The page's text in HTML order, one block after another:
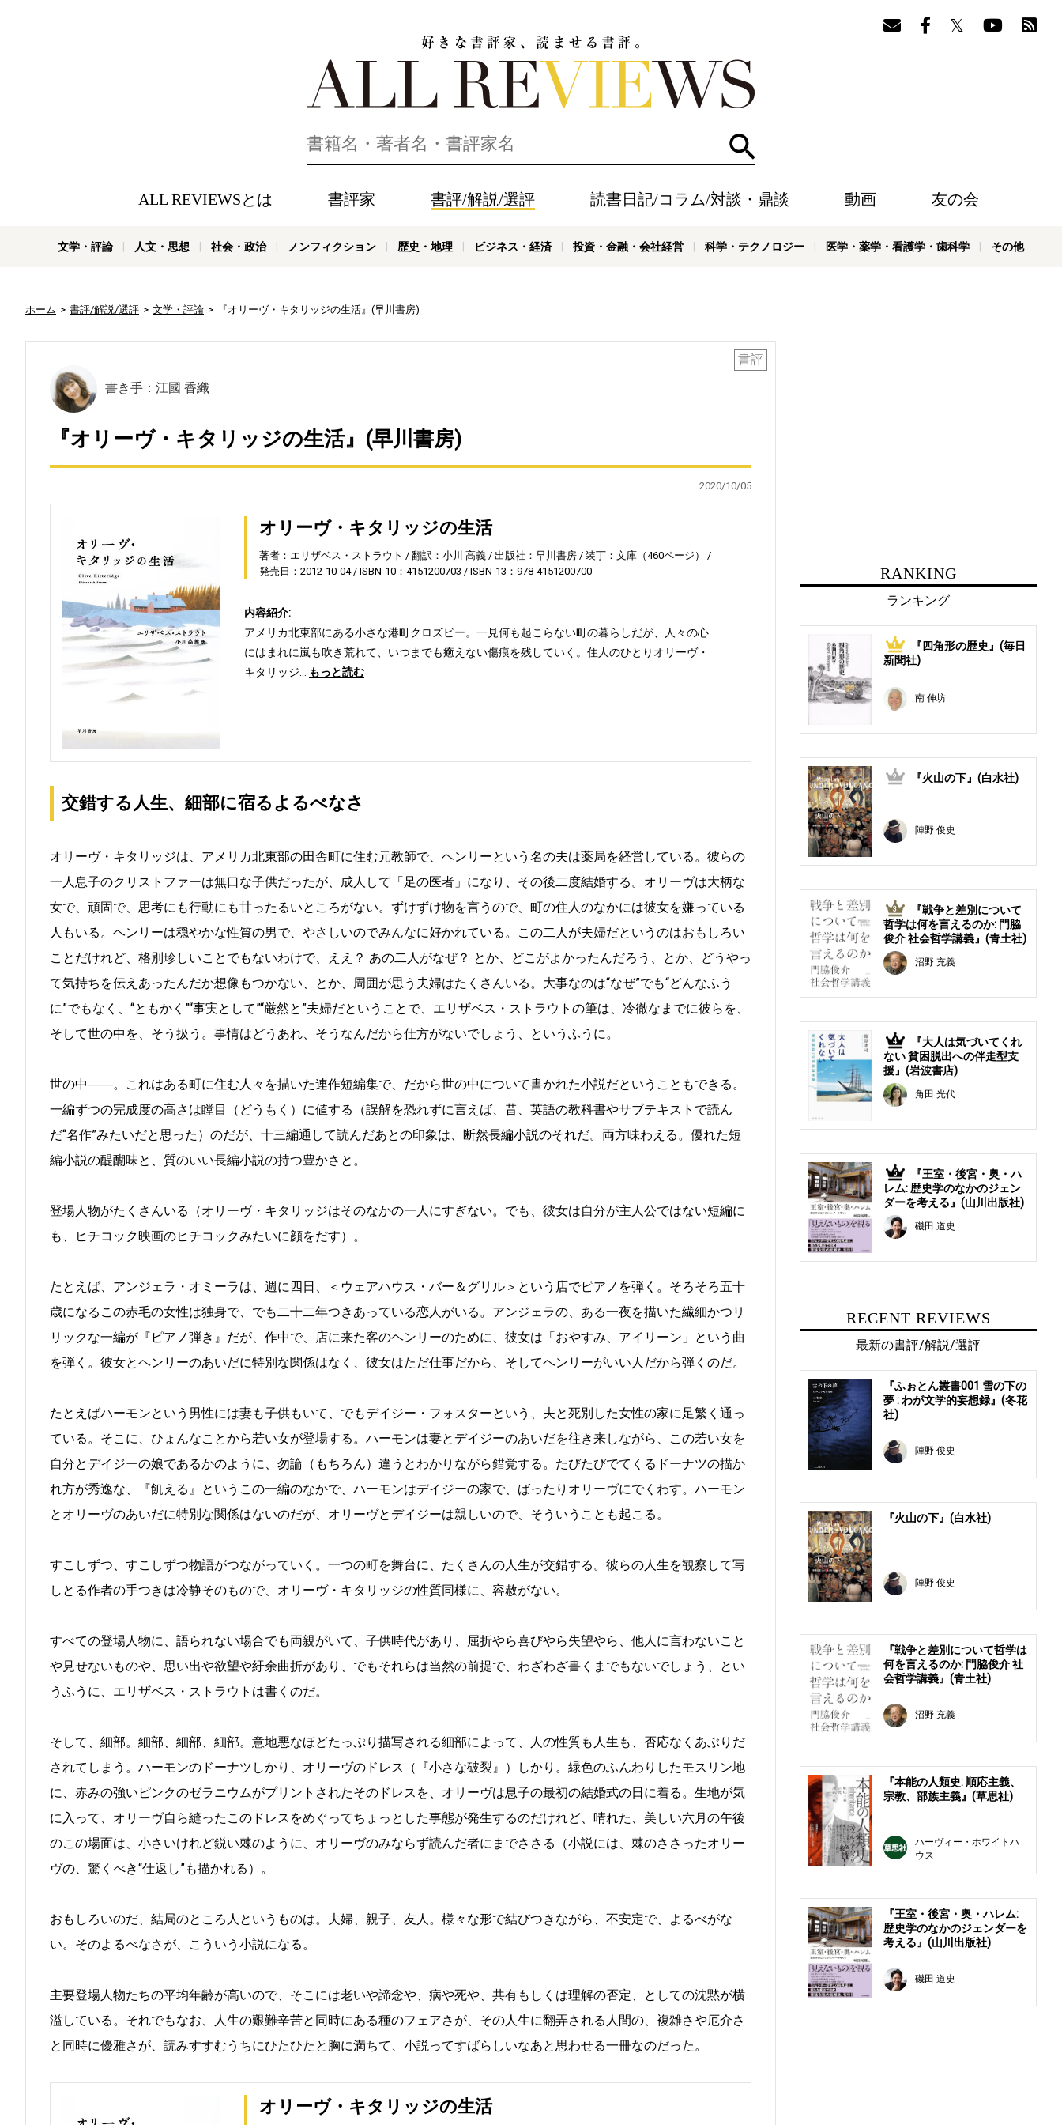
検索
ALL REVIEWSとは 書評家 書評/解説/選評 読書日記/コラム/対談・鼎談 動画 友の会
文学・評論 人文・思想 社会・政治 ノンフィクション 歴史・地理 ビジネス・経済 投資・金融・会社経営 科学・テクノロジー 医学・薬学・看護学・歯科学 その他
ホーム 書評/解説/選評 文学・評論 『オリーヴ・キタリッジの生活』(早川書房)
書評
書き手：江國 香織
『オリーヴ・キタリッジの生活』(早川書房)
2020/10/05
オリーヴ・キタリッジの生活
著者：エリザベス・ストラウト 翻訳：小川 高義 出版社：早川書房
装丁：文庫（460ページ）
発売日：2012-10-04
ISBN-10：4151200703 ISBN-13：978-4151200700
内容紹介:
アメリカ北東部にある小さな港町クロズビー。一見何も起こらない町の暮らしだが、人々の心
にはまれに嵐も吹き荒れて、いつまでも癒えない傷痕を残していく。住人のひとりオリーヴ・
キタリッジ…
もっと読む
交錯する人生、細部に宿るよるべなさ
オリーヴ・キタリッジは、アメリカ北東部の田舎町に住む元教師で、ヘンリーという名の夫は薬局を経営している。彼らの
一人息子のクリストファーは無口な子供だったが、成人して「足の医者」になり、その後二度結婚する。オリーヴは大柄な
女で、頑固で、思考にも行動にも甘ったるいところがない。ずけずけ物を言うので、町の住人のなかには彼女を嫌っている
人もいる。ヘンリーは穏やかな性質の男で、やさしいのでみんなに好かれている。この二人が夫婦だというのはおもしろい
ことだけれど、格別珍しいことでもないわけで、ええ？ あの二人がなぜ？ とか、どこがよかったんだろう、とか、どうやっ
て気持ちを伝えあったんだか想像もつかない、とか、周囲が思う夫婦はたくさんいる。大事なのは“なぜ”でも“どんなふう
に”でもなく、“ともかく”“事実として”“厳然と”夫婦だということで、エリザベス・ストラウトの筆は、冷徹なまでに彼らを、
そして世の中を、そう扱う。事情はどうあれ、そうなんだから仕方がないでしょう、というふうに。
世の中――。これはある町に住む人々を描いた連作短編集で、だから世の中について書かれた小説だということもできる。
一編ずつの完成度の高さは瞠目（どうもく）に値する（誤解を恐れずに言えば、昔、英語の教科書やサブテキストで読ん
だ“名作”みたいだと思った）のだが、十三編通して読んだあとの印象は、断然長編小説のそれだ。両方味わえる。優れた短
編小説の醍醐味と、質のいい長編小説の持つ豊かさと。
登場人物がたくさんいる（オリーヴ・キタリッジはそのなかの一人にすぎない。でも、彼女は自分が主人公ではない短編に
も、ヒチコック映画のヒチコックみたいに顔をだす）。
たとえば、アンジェラ・オミーラは、週に四日、＜ウェアハウス・バー＆グリル＞という店でピアノを弾く。そろそろ五十
歳になるこの赤毛の女性は独身で、でも二十二年つきあっている恋人がいる。アンジェラの、ある一夜を描いた繊細かつリ
リックな一編が『ピアノ弾き』だが、作中で、店に来た客のヘンリーのために、彼女は「おやすみ、アイリーン」という曲
を弾く。彼女とヘンリーのあいだに特別な関係はなく、彼女はただ仕事だから、そしてヘンリーがいい人だから弾くのだ。
たとえばハーモンという男性には妻も子供もいて、でもデイジー・フォスターという、夫と死別した女性の家に足繁く通っ
ている。そこに、ひょんなことから若い女が登場する。ハーモンは妻とデイジーのあいだを往き来しながら、この若い女を
自分とデイジーの娘であるかのように、勿論（もちろん）違うとわかりながら錯覚する。たびたびでてくるドーナツの描か
れ方が秀逸な、『飢える』というこの一編のなかで、ハーモンはデイジーの家で、ばったりオリーヴにでくわす。ハーモン
とオリーヴのあいだに特別な関係はないのだが、オリーヴとデイジーは親しいので、そういうことも起こる。
すこしずつ、すこしずつ物語がつながっていく。一つの町を舞台に、たくさんの人生が交錯する。彼らの人生を観察して写
しとる作者の手つきは冷静そのもので、オリーヴ・キタリッジの性質同様に、容赦がない。
すべての登場人物に、語られない場合でも両親がいて、子供時代があり、屈折やら喜びやら失望やら、他人に言わないこと
や見せないものや、思い出や欲望や紆余曲折があり、でもそれらは当然の前提で、わざわざ書くまでもないでしょう、とい
うふうに、エリザベス・ストラウトは書くのだ。
そして、細部。細部、細部、細部。意地悪なほどたっぷり描写される細部によって、人の性質も人生も、否応なくあぶりだ
されてしまう。ハーモンのドーナツしかり、オリーヴのドレス（『小さな破裂』）しかり。緑色のふんわりしたモスリン地
に、赤みの強いピンクのゼラニウムがプリントされたそのドレスを、オリーヴは息子の最初の結婚式の日に着る。生地が気
に入って、オリーヴ自ら縫ったこのドレスをめぐってちょっとした事態が発生するのだけれど、晴れた、美しい六月の午後
のこの場面は、小さいけれど鋭い棘のように、オリーヴのみならず読んだ者にまでささる（小説には、棘のささったオリー
ヴの、驚くべき“仕返し”も描かれる）。
おもしろいのだ、結局のところ人というものは。夫婦、親子、友人。様々な形で結びつきながら、不安定で、よるべがな
い。そのよるべなさが、こういう小説になる。
主要登場人物たちの平均年齢が高いので、そこには老いや諦念や、病や死や、共有もしくは理解の否定、としての沈黙が横
溢している。それでもなお、人生の艱難辛苦と同時にある種のフェアさが、その人生に翻弄される人間の、複雑さや厄介さ
と同時に優雅さが、読みすすむうちにひたひたと胸に満ちて、小説ってすばらしいなあと思わせる一冊なのだった。
オリーヴ・キタリッジの生活
RANKING
ランキング
1
『四角形の歴史』(毎日
新聞社)
南 伸坊
2 『火山の下』(白水社)
陣野 俊史
3
『戦争と差別について
哲学は何を言えるのか: 門脇
俊介 社会哲学講義』(青土社)
沼野 充義
4
『大人は気づいてくれ
ない 貧困脱出への伴走型支
援』(岩波書店)
角田 光代
5
『王室・後宮・奥・ハ
レム: 歴史学のなかのジェン
ダーを考える』(山川出版社)
磯田 道史
RECENT REVIEWS
最新の書評/解説/選評
『ふぉとん叢書001 雪の下の
夢 : わが文学的妄想録』(冬花
社)
陣野 俊史
『火山の下』(白水社)
陣野 俊史
『戦争と差別について哲学は
何を言えるのか: 門脇俊介 社
会哲学講義』(青土社)
沼野 充義
『本能の人類史: 順応主義、
宗教、部族主義』(草思社)
ハーヴィー・ホワイトハ
ウス
『王室・後宮・奥・ハレム:
歴史学のなかのジェンダーを
考える』(山川出版社)
磯田 道史